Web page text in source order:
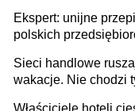
Ekspert: unijne
polskich
Sieci handlowe
wakacje. Nie chodzi
Właściciele hoteli